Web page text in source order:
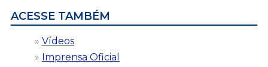
ACESSE TAMBÉM
Vídeos
Imprensa Oficial